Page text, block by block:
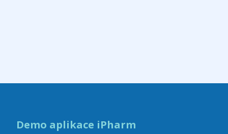
Demo aplikace iPharm